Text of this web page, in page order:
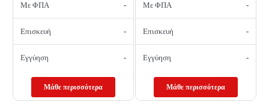
Με ΦΠΑ -
Επισκευή -
Εγγύηση -
Μάθε περισσότερα
Με ΦΠΑ -
Επισκευή -
Εγγύηση -
Μάθε περισσότερα